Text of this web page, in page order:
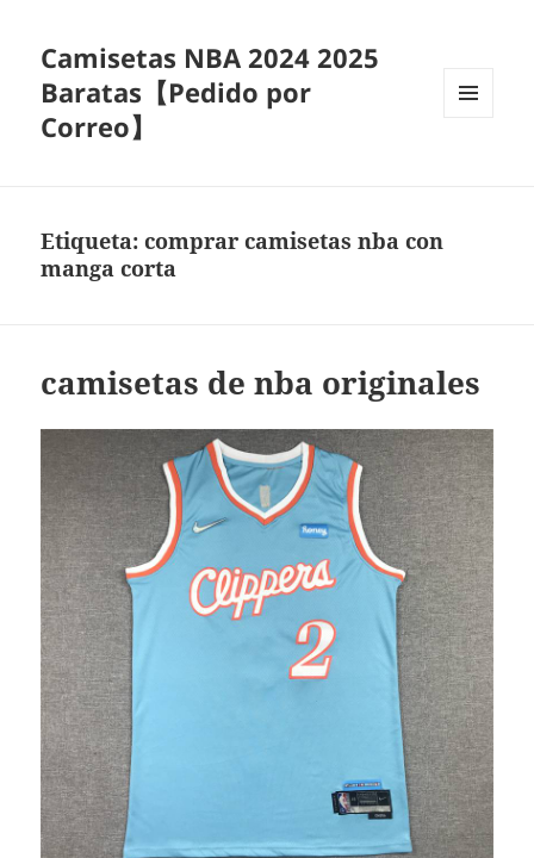
Camisetas NBA 2024 2025
Baratas【Pedido por
Correo】
Etiqueta:comprar camisetas nba con
manga corta
camisetas de nba originales